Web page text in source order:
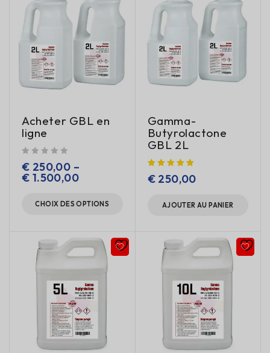
Acheter GBL en
ligne
€ 250,00 –
€ 1.500,00
CHOIX DES OPTIONS
Gamma-
Butyrolactone
GBL 2L
€250,00
AJOUTER AU PANIER